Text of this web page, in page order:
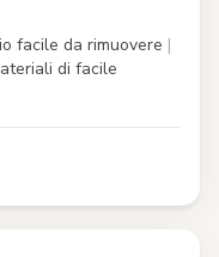
facile da rimuovere |
di facile